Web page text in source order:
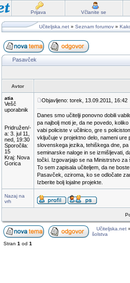
Prijava Včlanite se
Učiteljska.net » Seznam forumov »
Pasavček
Avtor
atia
Vešč
uporabnik
Pridružen/-
a: 3. jul 11,
ned, 19:30
Sporočila:
15
Kraj: Nova
Gorica
Objavljeno: torek, 13.09.2011, 16:42
Danes smo učitelji ponovno dobili
pa najbolj moti je, da ne povedo,
vabi policiste v učilnico, gre s
vključuje v projektno delo, nameni
slovenskega jezika, tehiškega dne,
seminarske naloge in se izmišljevati,
točki. Izgovarjajo se na Ministrstvo za
To sem zapisala učiteljem, da ne
Pasavček, oziroma, ko se odločate
Izberite bolj lojalne projekte.
Nazaj na
vrh
Učiteljska.net
šolstva
Stran 1 od 1